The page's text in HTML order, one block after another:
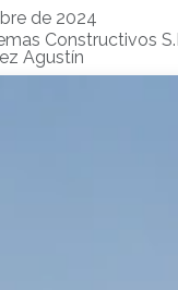
de 2024
Constructivos
Agustín